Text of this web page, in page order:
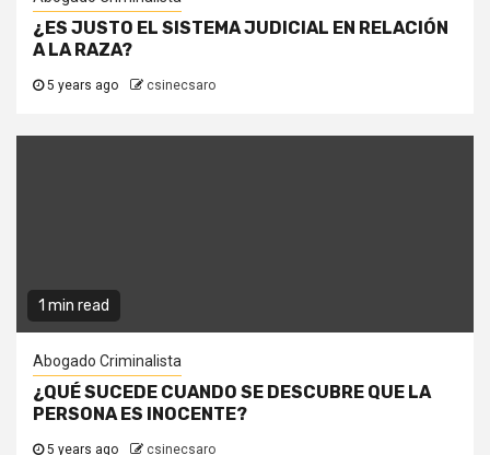
¿ES JUSTO EL SISTEMA JUDICIAL EN RELACIÓN
A LA RAZA?
5 years ago csinecsaro
1 min read
Abogado Criminalista
¿QUÉ SUCEDE CUANDO SE DESCUBRE QUE LA
PERSONA ES INOCENTE?
5 years ago csinecsaro